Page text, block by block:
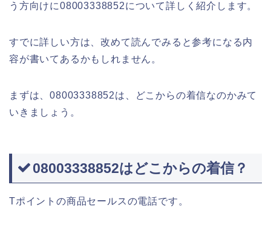
う方向けに08003338852について詳しく紹介します。
すでに詳しい方は、改めて読んでみると参考になる内
容が書いてあるかもしれません。
まずは、08003338852は、どこからの着信なのかみて
いきましょう。
08003338852はどこからの着信？
Tポイントの商品セールスの電話です。